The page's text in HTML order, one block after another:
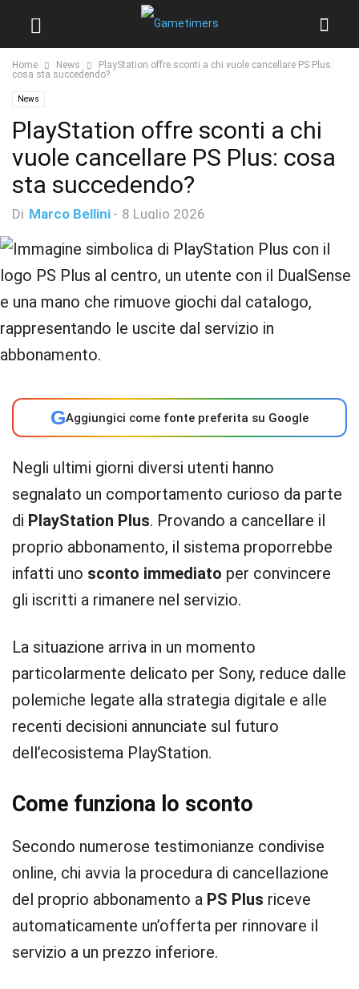
Home News
PlayStation offre sconti a chi vuole cancellare PS Plus:
cosa sta succedendo?
News
PlayStation offre sconti a chi
vuole cancellare PS Plus: cosa
sta succedendo?
Di Marco Bellini - 8 Luglio 2026
GAggiungici come fonte preferita su Google
Negli ultimi giorni diversi utenti hanno
segnalato un comportamento curioso da parte
di PlayStation Plus. Provando a cancellare il
proprio abbonamento, il sistema proporrebbe
infatti uno sconto immediato per convincere
gli iscritti a rimanere nel servizio.
La situazione arriva in un momento
particolarmente delicato per Sony, reduce dalle
polemiche legate alla strategia digitale e alle
recenti decisioni annunciate sul futuro
dell’ecosistema PlayStation.
Come funziona lo sconto
Secondo numerose testimonianze condivise
online, chi avvia la procedura di cancellazione
del proprio abbonamento a PS Plus riceve
automaticamente un’offerta per rinnovare il
servizio a un prezzo inferiore.